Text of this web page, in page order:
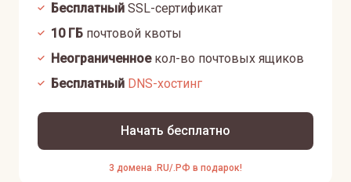
Бесплатный SSL-сертификат
10ГБ почтовой квоты
Неограниченноекол-во почтовых ящиков
Бесплатный DNS-хостинг
Начать бесплатно
3 домена .RU/.РФ в подарок!